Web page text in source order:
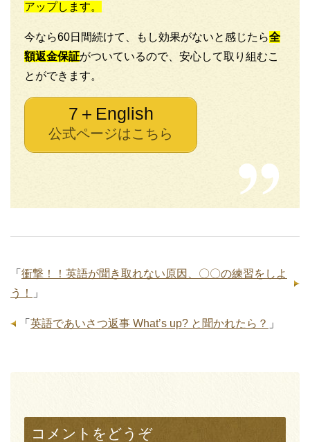
アップします。
今なら60日間続けて、もし効果がないと感じたら全
額返金保証がついているので、安心して取り組むこ
とができます。
7＋English
公式ページはこちら
「 衝撃！！英語が聞き取れない原因、〇〇の練習をしよ
う！
」
「 英語であいさつ返事 What’s up? と聞かれたら？ 」
コメントをどうぞ